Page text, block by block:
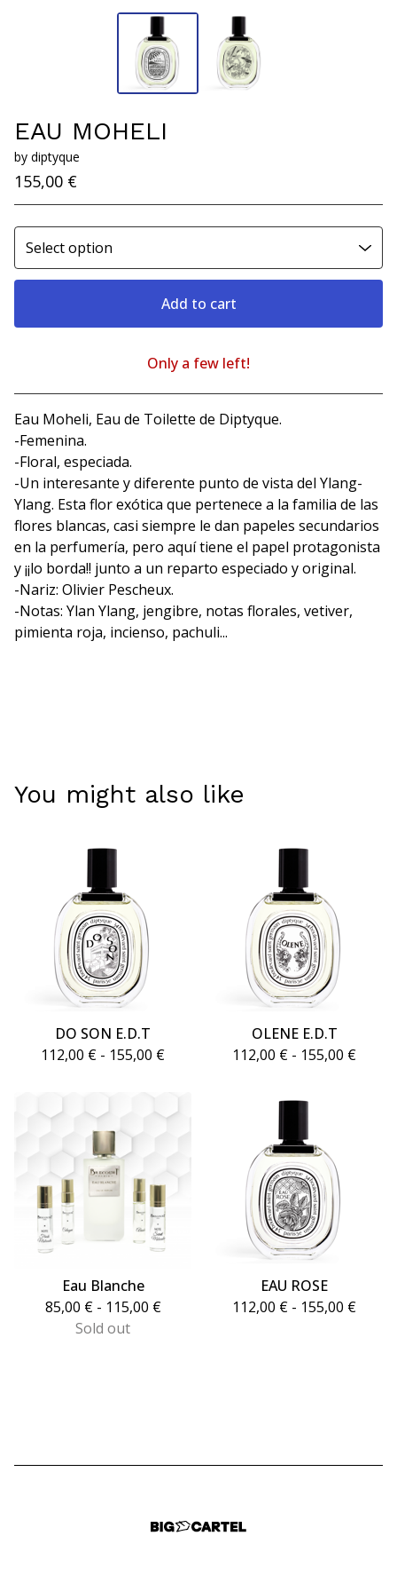
EAU MOHELI
by diptyque
155,00 €
Add to cart
View cart
Only a few left!
Eau Moheli, Eau de Toilette de Diptyque.
-Femenina.
-Floral, especiada.
-Un interesante y diferente punto de vista del Ylang-
Ylang. Esta flor exótica que pertenece a la familia de las
flores blancas, casi siempre le dan papeles secundarios
en la perfumería, pero aquí tiene el papel protagonista
y ¡¡lo borda!! junto a un reparto especiado y original.
-Nariz: Olivier Pescheux.
-Notas: Ylan Ylang, jengibre, notas florales, vetiver,
pimienta roja, incienso, pachuli...
You might also like
DO SON E.D.T
112,00 € - 155,00 €
OLENE E.D.T
112,00 € - 155,00 €
Eau Blanche
85,00 €- 115,00 €
Sold out
EAU ROSE
112,00 € - 155,00 €